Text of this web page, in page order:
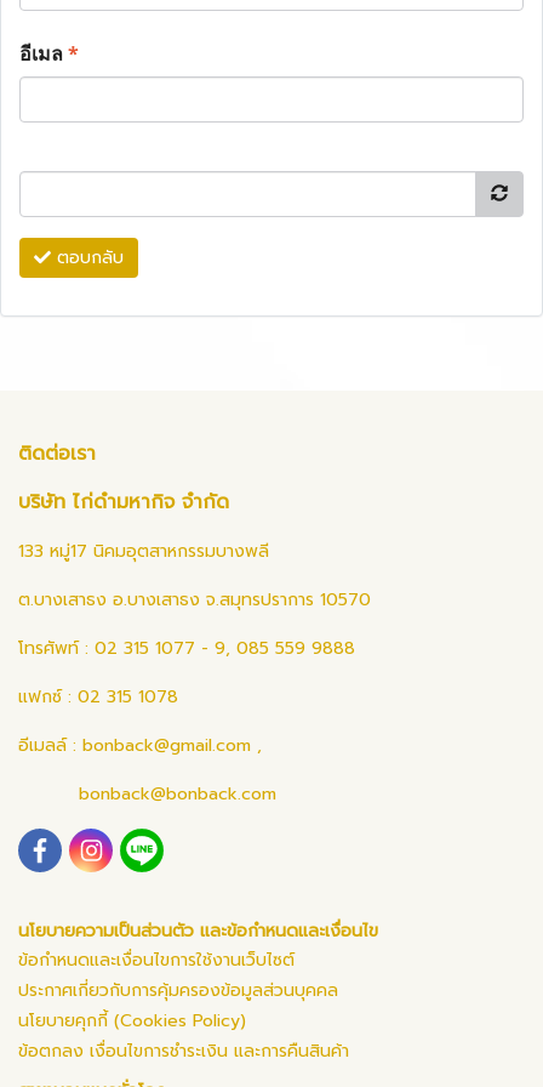
อีเมล*
ตอบกลับ
ติดต่อเรา
บริษัท ไก่ดำมหากิจ จำกัด
133 หมู่17 นิคมอุตสาหกรรมบางพลี
ต.บางเสาธง อ.บางเสาธง จ.สมุทรปราการ 10570
โทรศัพท์ : 02 315 1077 - 9, 085 559 9888
แฟกซ์ : 02 315 1078
อีเมลล์ : bonback@gmail.com ,
bonback@bonback.com
นโยบายความเป็นส่วนตัว และข้อกำหนดและเงื่อนไข
ข้อกำหนดและเงื่อนไขการใช้งานเว็บไซต์
ประกาศเกี่ยวกับการคุ้มครองข้อมูลส่วนบุคคล
นโยบายคุกกี้ (Cookies Policy)
ข้อตกลง เงื่อนไขการชำระเงิน และการคืนสินค้า